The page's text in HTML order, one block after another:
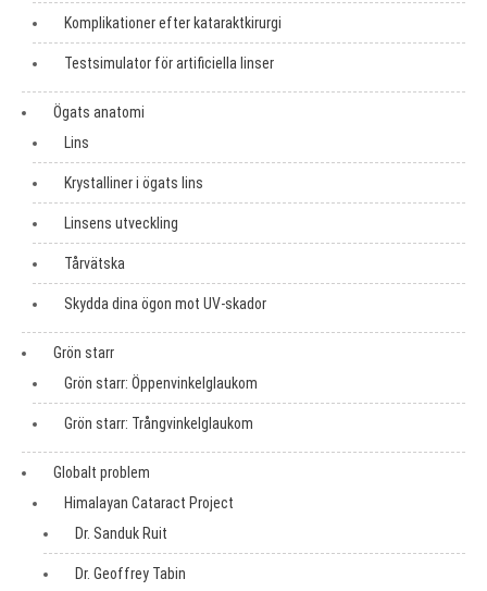
Komplikationer efter kataraktkirurgi
Testsimulator för artificiella linser
Ögats anatomi
Lins
Krystalliner i ögats lins
Linsens utveckling
Tårvätska
Skydda dina ögon mot UV-skador
Grön starr
Grön starr: Öppenvinkelglaukom
Grön starr: Trångvinkelglaukom
Globalt problem
Himalayan Cataract Project
Dr. Sanduk Ruit
Dr. Geoffrey Tabin